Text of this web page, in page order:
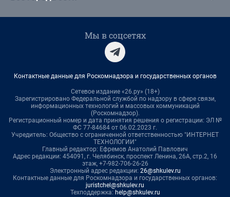
Мы в соцсетях
Контактные данные для Роскомнадзора и государственных органов
Сетевое издание «26.ру» (18+)
Зарегистрировано Федеральной службой по надзору в сфере связи,
информационных технологий и массовых коммуникаций
(Роскомнадзор).
Регистрационный номер и дата принятия решения о регистрации: ЭЛ №
ФС 77-84684 от 06.02.2023 г.
Учредитель: Общество с ограниченной ответственностью "ИНТЕРНЕТ
ТЕХНОЛОГИИ"
Главный редактор: Ефремов Анатолий Павлович
Адрес редакции: 454091, г. Челябинск, проспект Ленина, 26А, стр.2, 16
этаж, +7-982-706-26-26
Электронный адрес редакции: 26@shkulev.ru
Контактные данные для Роскомнадзора и государственных органов:
juristchel@shkulev.ru
Техподдержка: help@shkulev.ru